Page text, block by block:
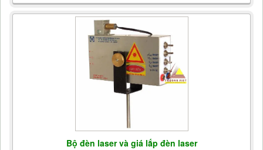
Bộ đèn laser và giá lắp đèn laser